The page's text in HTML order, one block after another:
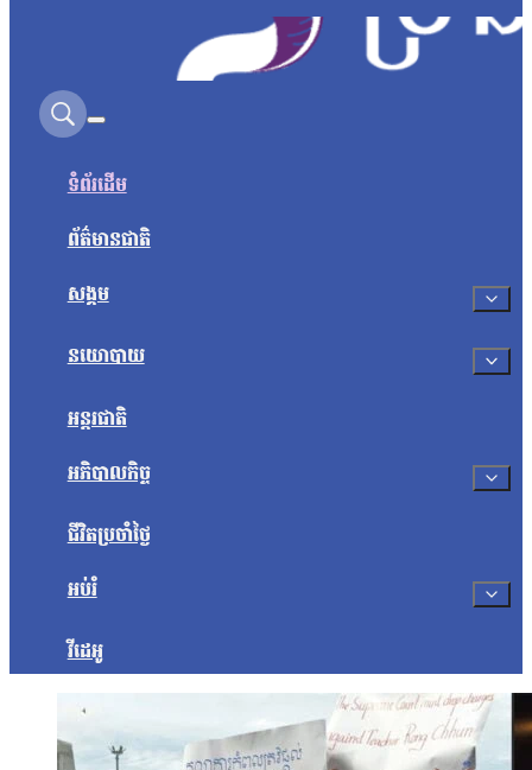
Search on this site
ទំព័រដើម
ព័ត៌មានជាតិ
សង្គម
នយោបាយ
អន្តរជាតិ
អភិបាលកិច្ច
ជីវិតប្រចាំថ្ងៃ
អប់រំ
វីដេអូ